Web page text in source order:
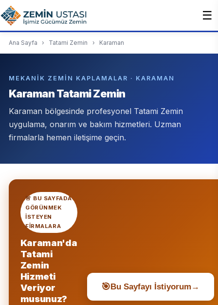
☰
Ana Sayfa › Tatami Zemin › Karaman
MEKANIK ZEMIN KAPLAMALAR · KARAMAN
Karaman Tatami Zemin
Karaman bölgesinde profesyonel Tatami Zemin
uygulama, onarım ve bakım hizmetleri. Uzman
firmalarla hemen iletişime geçin.
🚨 BU SAYFADA
GÖRÜNMEK
ISTEYEN
FIRMALARA
Karaman'da
Tatami
Zemin
Hizmeti
Veriyor
musunuz?
🎯Bu Sayfayı İstiyorum →